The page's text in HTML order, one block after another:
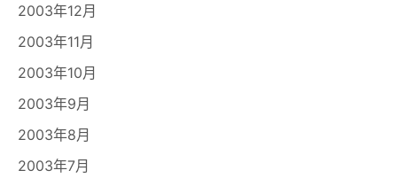
2003年12月
2003年11月
2003年10月
2003年9月
2003年8月
2003年7月